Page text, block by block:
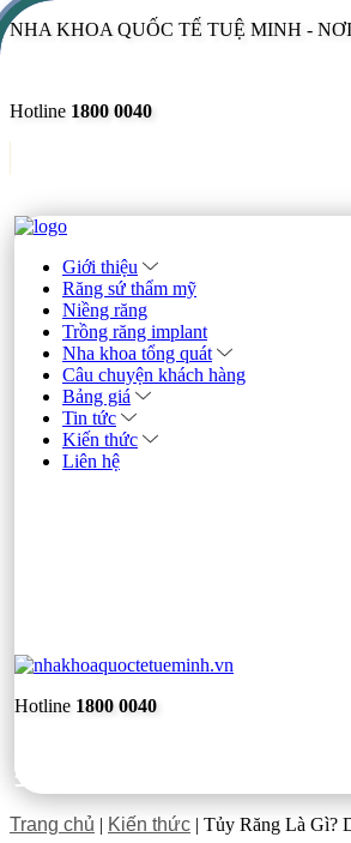
NHA KHOA QUỐC TẾ TUỆ MINH -
Hotline 1800 0040
Giới thiệu
Răng sứ thẩm mỹ
Niềng răng
Trồng răng implant
Nha khoa tổng quát
Câu chuyện khách hàng
Bảng giá
Tin tức
Kiến thức
Liên hệ
Hotline 1800 0040
Trang chủ | Kiến thức | Tủy Răng Là Gì?